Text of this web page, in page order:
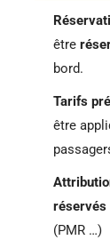
être
bord.
Tarifs
être
réservés
(PMR …)